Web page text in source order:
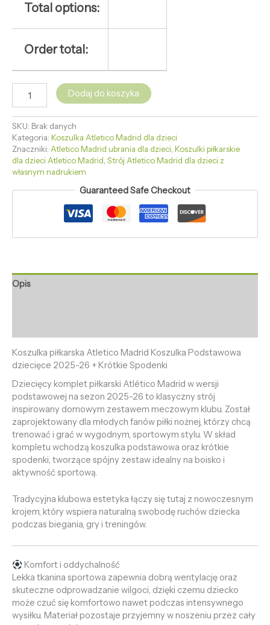
Total options:
Order total:
Dodaj do koszyka
SKU: Brak danych
Kategoria: Koszulka Atletico Madrid dla dzieci
Znaczniki: Atletico Madrid ubrania dla dzieci, Koszulki piłkarskie
dla dzieci Atletico Madrid, Strój Atletico Madrid dla dzieci z
własnym nadrukiem
Guaranteed Safe Checkout
Opis
Koszulka piłkarska Atletico Madrid Koszulka Podstawowa
dziecięce 2025-26 + Krótkie Spodenki
Dziecięcy komplet piłkarski Atlético Madrid w wersji
podstawowej na sezon 2025-26 to klasyczny strój
inspirowany domowym zestawem meczowym klubu. Został
zaprojektowany dla młodych fanów piłki nożnej, którzy chcą
trenować i grać w wygodnym, sportowym stylu. W skład
kompletu wchodzą koszulka podstawowa oraz krótkie
spodenki, tworzące spójny zestaw idealny na boisko i
aktywność sportową.
Tradycyjna klubowa estetyka łączy się tutaj z nowoczesnym
krojem, który wspiera naturalną swobodę ruchów dziecka
podczas biegania, gry i treningów.
Komfort i oddychalność
Lekka tkanina sportowa zapewnia dobrą wentylację oraz
skuteczne odprowadzanie wilgoci, dzięki czemu dziecko
może czuć się komfortowo nawet podczas intensywnego
wysiłku. Materiał pozostaje przyjemny w noszeniu przez cały